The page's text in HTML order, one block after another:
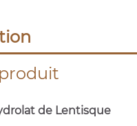
de Lentisque